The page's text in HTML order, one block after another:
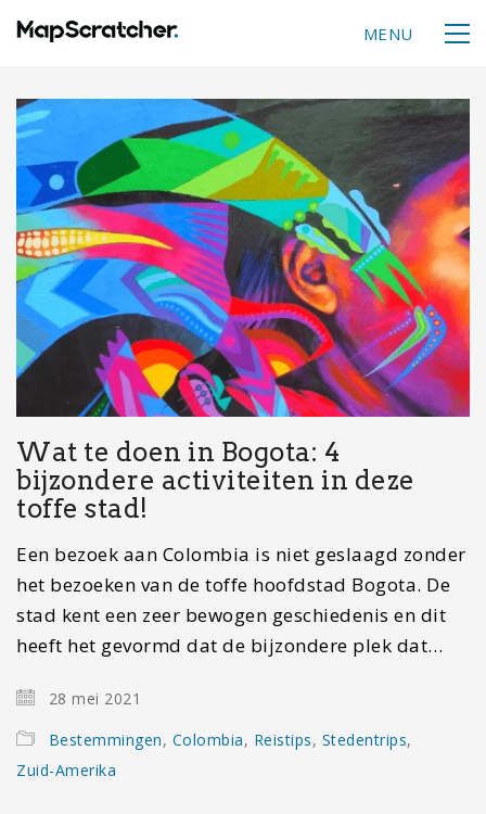
MENU
Wat te doen in Bogota: 4
bijzondere activiteiten in deze
toffe stad!
Een bezoek aan Colombia is niet geslaagd zonder
het bezoeken van de toffe hoofdstad Bogota. De
stad kent een zeer bewogen geschiedenis en dit
heeft het gevormd dat de bijzondere plek dat…
28 mei 2021
Bestemmingen, Colombia, Reistips, Stedentrips,
Zuid-Amerika